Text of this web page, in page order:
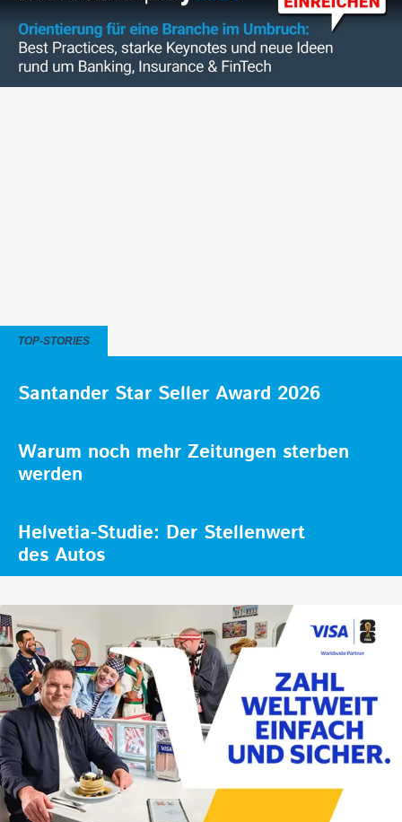
TOP-STORIES
Santander Star Seller Award 2026
Warum noch mehr Zeitungen sterben
werden
Helvetia-Studie: Der Stellenwert
des Autos